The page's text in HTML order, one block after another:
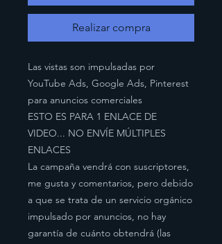
Realizar compra
Las vistas son impulsadas por
YouTube Ads, Google Ads, Pinterest
para anuncios comerciales
ESTO ES PARA 1 ENLACE DE
VIDEO... NO ENVÍE MÚLTIPLES
ENLACES
La campaña vendrá con suscriptores,
me gusta y comentarios, pero debido
a que se trata de un servicio orgánico
impulsado por anuncios, no hay
garantía de cuánto obtendrá (las